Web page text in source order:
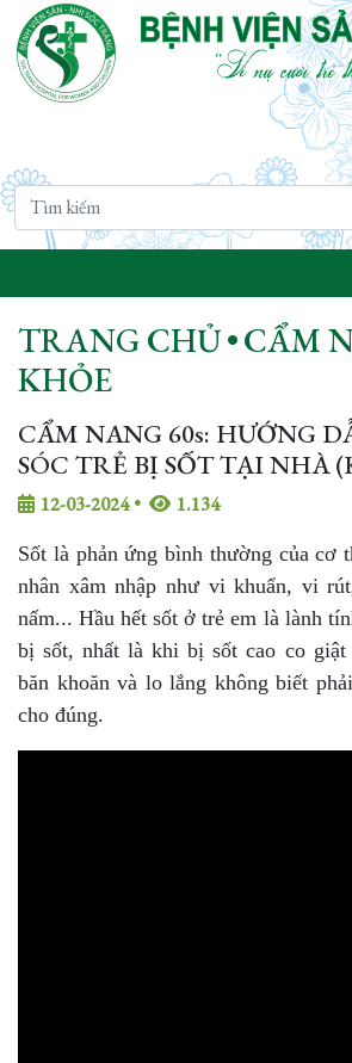
TRANG CHỦ•CẨM
KHỎE
CẨM NANG 60s: HƯỚNG
SÓC TRẺ BỊ SỐT TẠI NHÀ
12-03-2024 • 1.134
Sốt là phản ứng bình thường của cơ
nhân xâm nhập như vi khuẩn, vi
nấm... Hầu hết sốt ở trẻ em là lành
bị sốt, nhất là khi bị sốt cao co giật
băn khoăn và lo lắng không biết
cho đúng.